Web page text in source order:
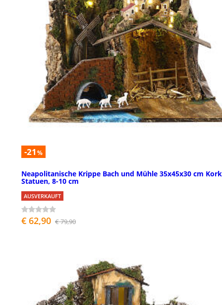
-21 %
Neapolitanische Krippe Bach und Mühle 35x45x30 cm Kork
Statuen, 8-10 cm
AUSVERKAUFT
€ 62,90 € 79,90